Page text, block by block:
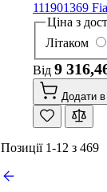
111901369
Ціна з
Літаком
Від 9
Додати
Позиції 1-12 з 469